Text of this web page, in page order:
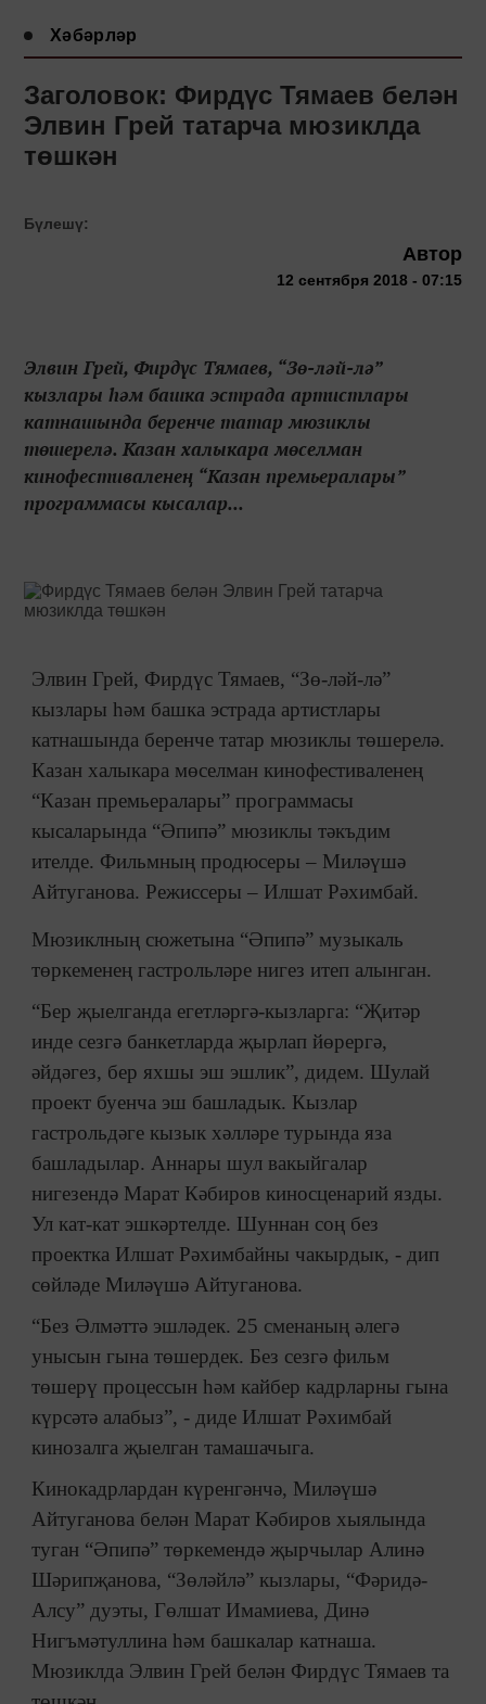
Хәбәрләр
Заголовок: Фирдүс Тямаев белән
Элвин Грей татарча мюзиклда
төшкән
Бүлешү:
Автор
12 сентября 2018 - 07:15
Элвин Грей, Фирдүс Тямаев, “Зө-ләй-лә”
кызлары һәм башка эстрада артистлары
катнашында беренче татар мюзиклы
төшерелә. Казан халыкара мөселман
кинофестиваленең “Казан премьералары”
программасы кысалар...
Элвин Грей, Фирдүс Тямаев, “Зө-ләй-лә”
кызлары һәм башка эстрада артистлары
катнашында беренче татар мюзиклы төшерелә.
Казан халыкара мөселман кинофестиваленең
“Казан премьералары” программасы
кысаларында “Әпипә” мюзиклы тәкъдим
ителде. Фильмның продюсеры – Миләүшә
Айтуганова. Режиссеры – Илшат Рәхимбай.
Мюзиклның сюжетына “Әпипә” музыкаль
төркеменең гастрольләре нигез итеп алынган.
“Бер җыелганда егетләргә-кызларга: “Җитәр
инде сезгә банкетларда җырлап йөрергә,
әйдәгез, бер яхшы эш эшлик”, дидем. Шулай
проект буенча эш башладык. Кызлар
гастрольдәге кызык хәлләре турында яза
башладылар. Аннары шул вакыйгалар
нигезендә Марат Кәбиров киносценарий язды.
Ул кат-кат эшкәртелде. Шуннан соң без
проектка Илшат Рәхимбайны чакырдык, - дип
сөйләде Миләүшә Айтуганова.
“Без Әлмәттә эшләдек. 25 сменаның әлегә
унысын гына төшердек. Без сезгә фильм
төшерү процессын һәм кайбер кадрларны гына
күрсәтә алабыз”, - диде Илшат Рәхимбай
кинозалга җыелган тамашачыга.
Кинокадрлардан күренгәнчә, Миләүшә
Айтуганова белән Марат Кәбиров хыялында
туган “Әпипә” төркемендә җырчылар Алинә
Шәрипҗанова, “Зөләйлә” кызлары, “Фәридә-
Алсу” дуэты, Гөлшат Имамиева, Динә
Нигъмәтуллина һәм башкалар катнаша.
Мюзиклда Элвин Грей белән Фирдүс Тямаев та